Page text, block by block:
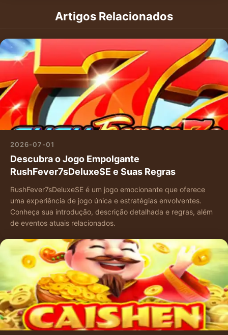
Artigos Relacionados
2026-07-01
Descubra o Jogo Empolgante
RushFever7sDeluxeSE e Suas Regras
RushFever7sDeluxeSE é um jogo emocionante que oferece
uma experiência de jogo única e estratégias envolventes.
Conheça sua introdução, descrição detalhada e regras, além
de eventos atuais relacionados.